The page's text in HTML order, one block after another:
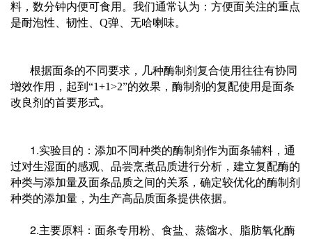
料，数分钟内便可食用。我们通常认为：方便面关注的重点
是耐泡性、韧性、 Q弹、无哈喇味。
根据面条的不同要求，几种酶制剂复合使用往往有协同
增效作用，起到“1+1>2”的效果，酶制剂的复配使用是面条
改良剂的首要形式。
1.实验目的：添加不同种类的酶制剂作为面条辅料，通
过对生湿面的感观、品尝烹煮品质进行分析，建立复配酶的
种类与添加量及面条品质之间的关系，确定较优化的酶制剂
种类的添加量，为生产高品质面条提供依据。
2.主要原料：面条专用粉、食盐、蒸馏水、脂肪氧化酶